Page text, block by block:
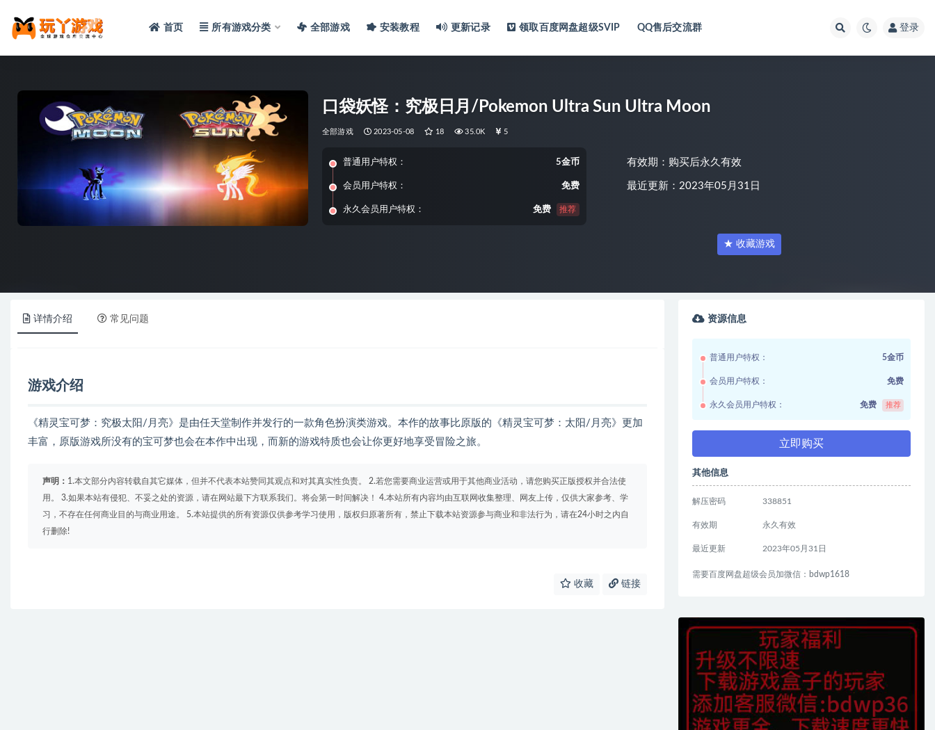
首页 所有游戏分类 全部游戏 安装教程 更新记录 领取百度网盘超级SVIP QQ售后交流群 登录
口袋妖怪：究极日月/Pokemon Ultra Sun Ultra Moon
全部游戏 2023-05-08 18 35.0K 5
普通用户特权： 5金币
会员用户特权： 免费
永久会员用户特权： 免费 推荐
有效期：购买后永久有效
最近更新：2023年05月31日
★ 收藏游戏
详情介绍 常见问题
游戏介绍
《精灵宝可梦：究极太阳/月亮》是由任天堂制作并发行的一款角色扮演类游戏。本作的故事比原版的《精灵宝可梦：太阳/月亮》更加
丰富，原版游戏所没有的宝可梦也会在本作中出现，而新的游戏特质也会让你更好地享受冒险之旅。
声明： 1.本文部分内容转载自其它媒体，但并不代表本站赞同其观点和对其真实性负责。 2.若您需要商业运营或用于其他商业活动，请您购买正版授权并合法使
用。 3.如果本站有侵犯、不妥之处的资源，请在网站最下方联系我们。将会第一时间解决！ 4.本站所有内容均由互联网收集整理、网友上传，仅供大家参考、学
习，不存在任何商业目的与商业用途。 5.本站提供的所有资源仅供参考学习使用，版权归原著所有，禁止下载本站资源参与商业和非法行为，请在24小时之内自
行删除!
收藏 链接
资源信息
普通用户特权： 5金币
会员用户特权： 免费
永久会员用户特权： 免费 推荐
立即购买
其他信息
解压密码 338851
有效期 永久有效
最近更新 2023年05月31日
需要百度网盘超级会员加微信：bdwp1618